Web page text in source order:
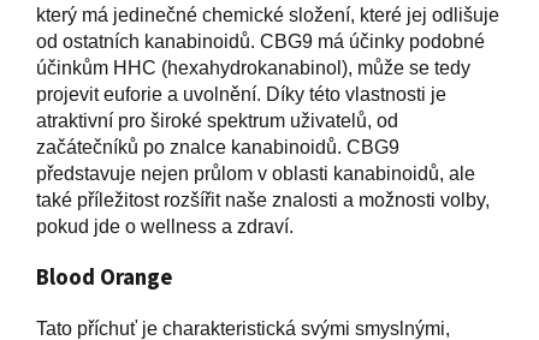
který má jedinečné chemické složení, které jej odlišuje
od ostatních kanabinoidů. CBG9 má účinky podobné
účinkům HHC (hexahydrokanabinol), může se tedy
projevit euforie a uvolnění. Díky této vlastnosti je
atraktivní pro široké spektrum uživatelů, od
začátečníků po znalce kanabinoidů. CBG9
představuje nejen průlom v oblasti kanabinoidů, ale
také příležitost rozšířit naše znalosti a možnosti volby,
pokud jde o wellness a zdraví.
Blood Orange
Tato příchuť je charakteristická svými smyslnými,